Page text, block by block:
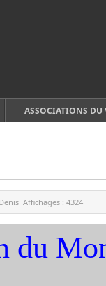
ASSOCIATIONS DU
Affichages : 4324
du